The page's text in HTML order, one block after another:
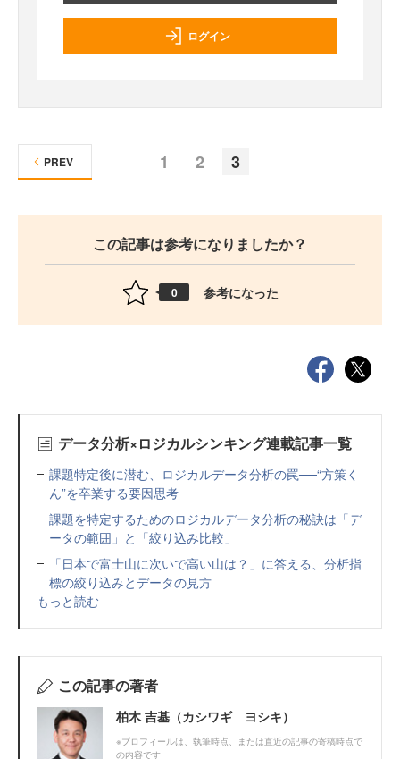
ログイン
1 2 3
PREV
この記事は参考になりましたか？
0 参考になった
データ分析×ロジカルシンキング連載記事一覧
課題特定後に潜む、ロジカルデータ分析の罠──“方策く
ん”を卒業する要因思考
課題を特定するためのロジカルデータ分析の秘訣は「デ
ータの範囲」と「絞り込み比較」
「日本で富士山に次いで高い山は？」に答える、分析指
標の絞り込みとデータの見方
もっと読む
この記事の著者
柏木 吉基（カシワギ ヨシキ）
※プロフィールは、執筆時点、または直近の記事の寄稿時点で
の内容です